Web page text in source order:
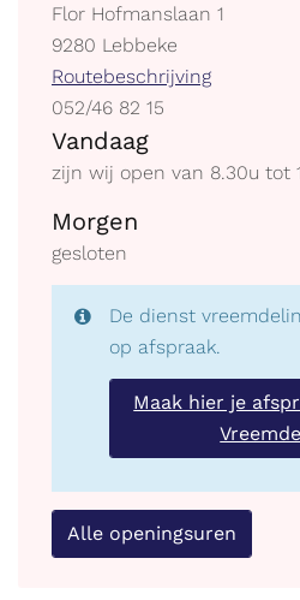
Adres
Flor Hofmanslaan 1
,
9280 Lebbeke
Stratenplan
Routebeschrijving
tel.
052/46 82 15
Openingsuren
Vandaag
zijn wij open van 8.30u tot
Morgen
gesloten
De dienst
op afspraak.
Maak hier je
Alle openingsuren